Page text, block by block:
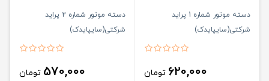
دسته موتور شماره 1 پراید
شرکتی(سایپایدک)
620,000 تومان
دسته موتور شماره 2 پراید
شرکتی(سایپایدک)
570,000 تومان